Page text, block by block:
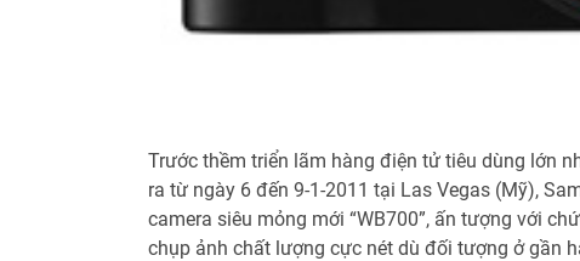
Trước thềm triển lãm hàng điện tử tiêu dùng lớn
ra từ ngày 6 đến 9-1-2011 tại Las Vegas (Mỹ),
camera siêu mỏng mới “WB700”, ấn tượng với
chụp ảnh chất lượng cực nét dù đối tượng ở gần